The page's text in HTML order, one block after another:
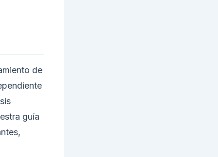
de
guía